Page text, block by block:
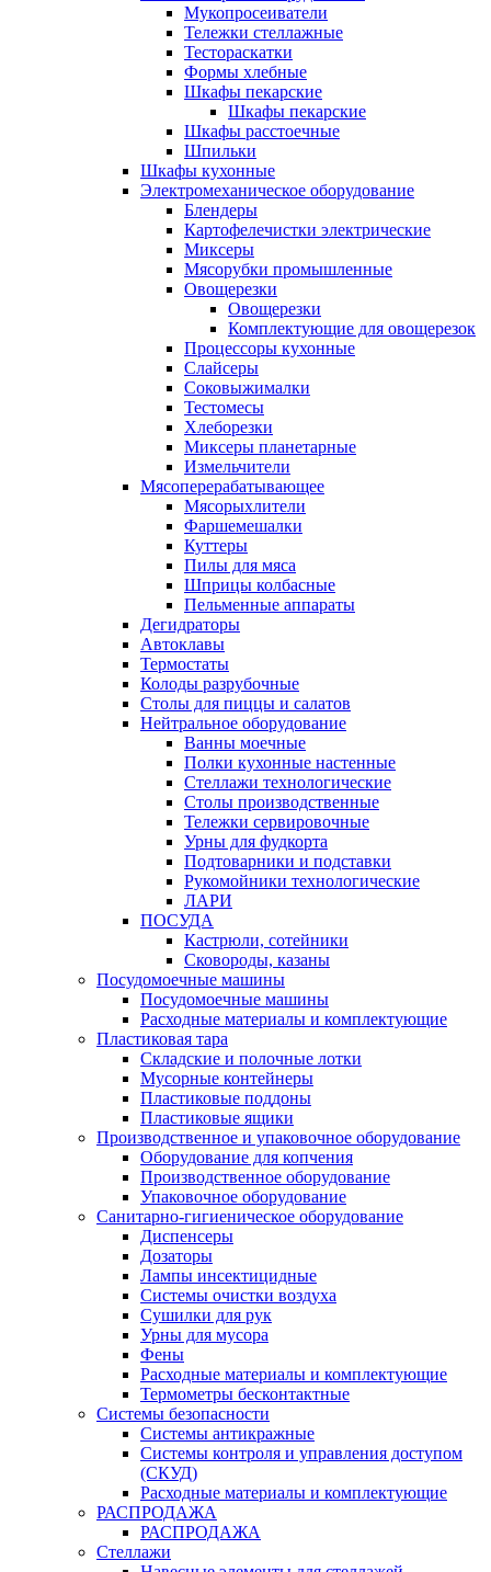
Мукопросеиватели
Тележки стеллажные
Тестораскатки
Формы хлебные
Шкафы пекарские
Шкафы пекарские
Шкафы расстоечные
Шпильки
Шкафы кухонные
Электромеханическое оборудование
Блендеры
Картофелечистки электрические
Миксеры
Мясорубки промышленные
Овощерезки
Овощерезки
Комплектующие для овощерезок
Процессоры кухонные
Слайсеры
Соковыжималки
Тестомесы
Хлеборезки
Миксеры планетарные
Измельчители
Мясоперерабатывающее
Мясорыхлители
Фаршемешалки
Куттеры
Пилы для мяса
Шприцы колбасные
Пельменные аппараты
Дегидраторы
Автоклавы
Термостаты
Колоды разрубочные
Столы для пиццы и салатов
Нейтральное оборудование
Ванны моечные
Полки кухонные настенные
Стеллажи технологические
Столы производственные
Тележки сервировочные
Урны для фудкорта
Подтоварники и подставки
Рукомойники технологические
ЛАРИ
ПОСУДА
Кастрюли, сотейники
Сковороды, казаны
Посудомоечные машины
Посудомоечные машины
Расходные материалы и комплектующие
Пластиковая тара
Складские и полочные лотки
Мусорные контейнеры
Пластиковые поддоны
Пластиковые ящики
Производственное и упаковочное оборудование
Оборудование для копчения
Производственное оборудование
Упаковочное оборудование
Санитарно-гигиеническое оборудование
Диспенсеры
Дозаторы
Лампы инсектицидные
Системы очистки воздуха
Сушилки для рук
Урны для мусора
Фены
Расходные материалы и комплектующие
Термометры бесконтактные
Системы безопасности
Системы антикражные
Системы контроля и управления доступом
(СКУД)
Расходные материалы и комплектующие
РАСПРОДАЖА
РАСПРОДАЖА
Стеллажи